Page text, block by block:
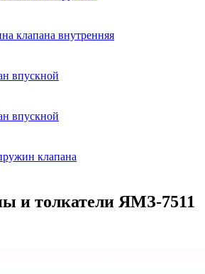
клапана внутренняя
впускной
впускной
клапана
и толкатели ЯМЗ-7511